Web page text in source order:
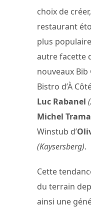
choix de
restaurant
plus
autre facette
nouveaux
Bistro d’À
Luc Rabanel
Michel Trama
Winstub d’
(Kaysersberg).
Cette
du terrain
ainsi une